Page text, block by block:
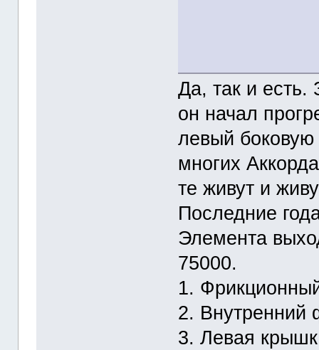
Да, так и есть.
он начал
левый
многих
те живут и
Последние
Элемента
75000.
1.
2. Внутренний
3. Левая